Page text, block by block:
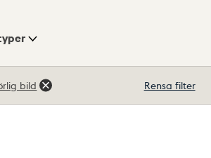
bild Rensa filter